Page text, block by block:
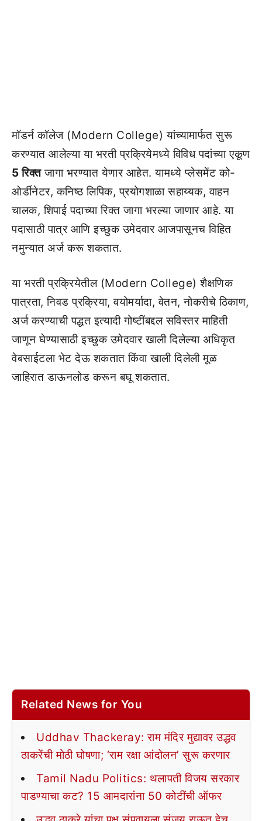
मॉडर्न कॉलेज (Modern College) यांच्यामार्फत सुरू
करण्यात आलेल्या या भरती प्रक्रियेमध्ये विविध पदांच्या एकूण
5 रिक्तजागा भरण्यात येणार आहेत. यामध्ये प्लेसमेंट को-
ओर्डीनेटर, कनिष्ठ लिपिक, प्रयोगशाळा सहाय्यक, वाहन
चालक, शिपाई पदाच्या रिक्त जागा भरल्या जाणार आहे. या
पदासाठी पात्र आणि इच्छुक उमेदवार आजपासूनच विहित
नमुन्यात अर्ज करू शकतात.
या भरती प्रक्रियेतील (Modern College) शैक्षणिक
पात्रता, निवड प्रक्रिया, वयोमर्यादा, वेतन, नोकरीचे ठिकाण,
अर्ज करण्याची पद्धत इत्यादी गोष्टींबद्दल सविस्तर माहिती
जाणून घेण्यासाठी इच्छुक उमेदवार खाली दिलेल्या अधिकृत
वेबसाईटला भेट देऊ शकतात किंवा खाली दिलेली मूळ
जाहिरात डाऊनलोड करून बघू शकतात.
Related News for You
Uddhav Thackeray: राम मंदिर मुद्यावर उद्धव
ठाकरेंची मोठी घोषणा; ‘राम रक्षा आंदोलन’ सुरू करणार
Tamil Nadu Politics: थलापती विजय सरकार
पाडण्याचा कट? 15 आमदारांना 50 कोटींची ऑफर